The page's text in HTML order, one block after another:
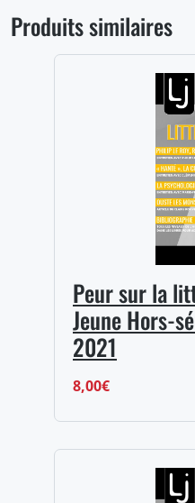
Produits similaires
Peur sur la
Jeune Hors-
2021
8,00€